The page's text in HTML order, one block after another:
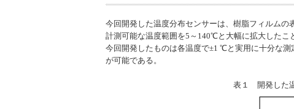
今回開発した温度分布センサーは、樹脂フィルムの
計測可能な温度範囲を5～140℃と大幅に拡大したこ
今回開発したものは各温度で±1 ℃と実用に十分な
が可能である。
表１ 開発した